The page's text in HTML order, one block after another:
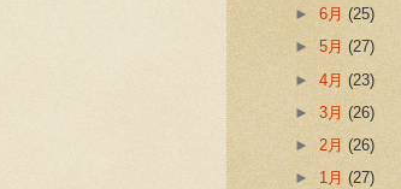
►6月(25)
►5月(27)
►4月(23)
►3月(26)
►2月(26)
► 1月(27)